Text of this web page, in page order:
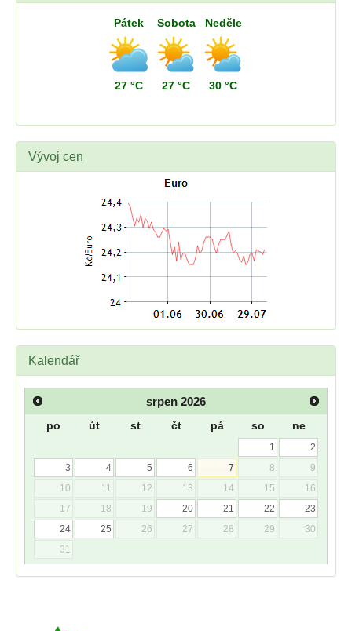
Pátek
27 °C
Sobota
27 °C
Neděle
30 °C
Vývoj cen
Kalendář
srpen 2026
po út st čt pá so ne
1
2
3
4 5 6 7 8
9
10
11 12 13 14 15
16
17
18 19 20 21 22
23
24
25 26 27 28 29
30
31